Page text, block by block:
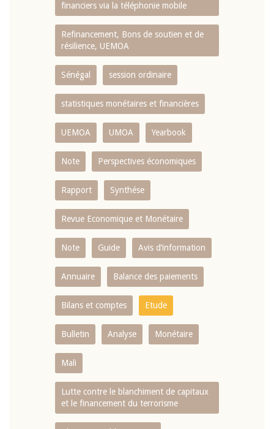
financiers via la téléphonie mobile
Refinancement, Bons de soutien et de
résilience, UEMOA
Sénégal session ordinaire
statistiques monétaires et financières
UEMOA UMOA Yearbook
Note Perspectives économiques
Rapport Synthése
Revue Economique et Monétaire
Note Guide Avis d’information
Annuaire Balance des paiements
Bilans et comptes Etude
Bulletin Analyse Monétaire
Mali
Lutte contre le blanchiment de capitaux
et le financement du terrorisme